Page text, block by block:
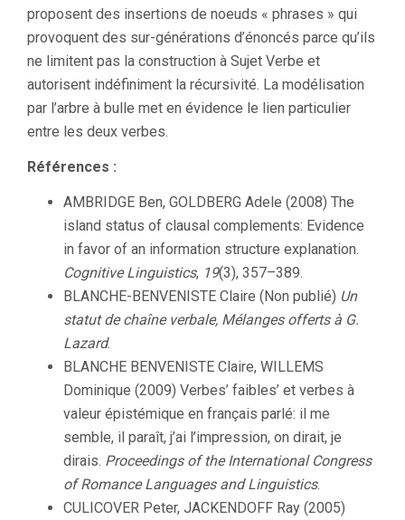
proposent des insertions de noeuds « phrases » qui
provoquent des sur-générations d’énoncés parce qu’ils
ne limitent pas la construction à Sujet Verbe et
autorisent indéfiniment la récursivité. La modélisation
par l’arbre à bulle met en évidence le lien particulier
entre les deux verbes.
Références :
AMBRIDGE Ben, GOLDBERG Adele (2008) The
island status of clausal complements: Evidence
in favor of an information structure explanation.
Cognitive Linguistics, 19(3), 357–389.
BLANCHE-BENVENISTE Claire (Non publié) Un
statut de chaîne verbale, Mélanges offerts à G.
Lazard.
BLANCHE BENVENISTE Claire, WILLEMS
Dominique (2009) Verbes’ faibles’ et verbes à
valeur épistémique en français parlé: il me
semble, il paraît, j’ai l’impression, on dirait, je
dirais. Proceedings of the International Congress
of Romance Languages and Linguistics.
CULICOVER Peter, JACKENDOFF Ray (2005)